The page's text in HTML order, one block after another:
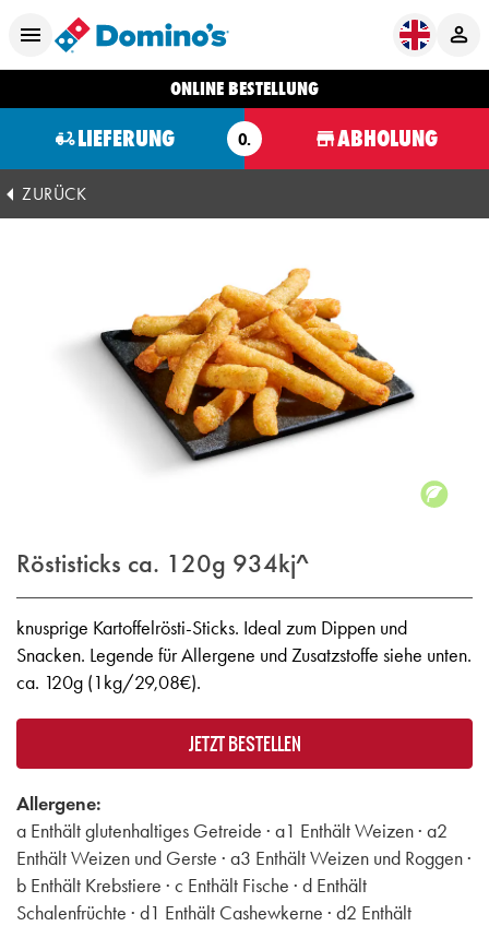
ONLINE BESTELLUNG
LIEFERUNG O. ABHOLUNG
ZURÜCK
Röstisticks ca. 120g 934kj^
knusprige Kartoffelrösti-Sticks. Ideal zum Dippen und
Snacken. Legende für Allergene und Zusatzstoffe siehe unten.
ca. 120g (1kg/29,08€).
JETZT BESTELLEN
Allergene:
a Enthält glutenhaltiges Getreide · a1 Enthält Weizen · a2
Enthält Weizen und Gerste · a3 Enthält Weizen und Roggen ·
b Enthält Krebstiere · c Enthält Fische · d Enthält
Schalenfrüchte · d1 Enthält Cashewkerne · d2 Enthält